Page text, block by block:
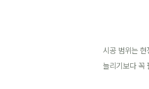
시공 범위는
늘리기보다 꼭